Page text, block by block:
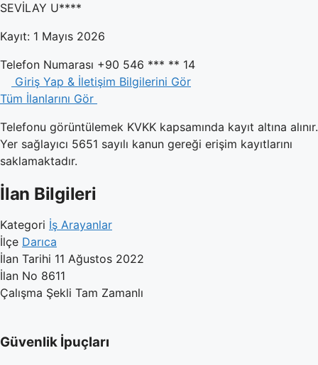
SEVİLAY U****
Kayıt: 1 Mayıs 2026
Telefon Numarası +90 546 *** ** 14
Giriş Yap & İletişim Bilgilerini Gör
Tüm İlanlarını Gör
Telefonu görüntülemek KVKK kapsamında kayıt altına alınır.
Yer sağlayıcı 5651 sayılı kanun gereği erişim kayıtlarını
saklamaktadır.
İlan Bilgileri
Kategori İş Arayanlar
İlçe Darıca
İlan Tarihi 11 Ağustos 2022
İlan No 8611
Çalışma Şekli Tam Zamanlı
Güvenlik İpuçları